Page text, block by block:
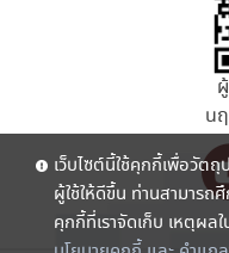
น
เว็บไซต์นี้ใช้คุกกี้เพื่อวัต
ผู้ใช้ให้ดีขึ้น ท่านสามารถ
คุกกี้ที่เราจัดเก็บ เหตุผล